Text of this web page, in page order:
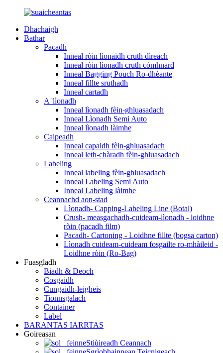
Dhachaigh
Bathar
Pacadh
Inneal ròin lìonaidh cruth dìreach
Inneal ròin lìonadh cruth còmhnard
Inneal Bagging Pouch Ro-dhèante
Inneal fillte sruthadh
Inneal cartadh
A 'lìonadh
Inneal lìonadh fèin-ghluasadach
Inneal Lìonadh Semi Auto
Inneal lìonadh làimhe
Caipeadh
Inneal capaidh fèin-ghluasadach
Inneal leth-chàradh fèin-ghluasadach
Labeling
Inneal labeling fèin-ghluasadach
Inneal Labeling Semi Auto
Inneal Labeling làimhe
Ceannachd aon-stad
Lìonadh- Capping-Labeling Line (Botal)
Crush- measgachadh-cuideam-lìonadh - loidhne
ròin (pacadh film)
Pacadh- Cartoning - Loidhne fillte (bogsa carton)
Lìonadh cuideam-cuideam fosgailte ro-mhàileid -
Loidhne ròin (Ro-Bag)
Fuasgladh
Biadh & Deoch
Cosgaidh
Cungaidh-leigheis
Tionnsgalach
Container
Label
BARANTAS IARRTAS
Goireasan
Stiùireadh Ceannach